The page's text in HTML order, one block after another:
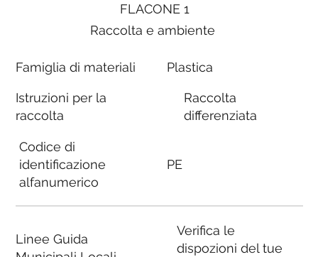
FLACONE 1
Raccolta e ambiente
Famiglia di materiali
Istruzioni per la
raccolta
Codice di
identificazione
alfanumerico
Linee Guida
Plastica
Raccolta
differenziata
PE
Verifica le
dispozioni del tue